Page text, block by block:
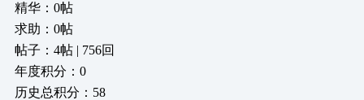
精华：0帖
求助：0帖
帖子：4帖 | 756回
年度积分：0
历史总积分：58